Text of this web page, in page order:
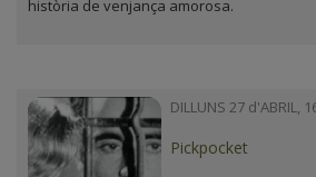
història de venjança amorosa.
DILLUNS 27 d'ABRIL,
Pickpocket